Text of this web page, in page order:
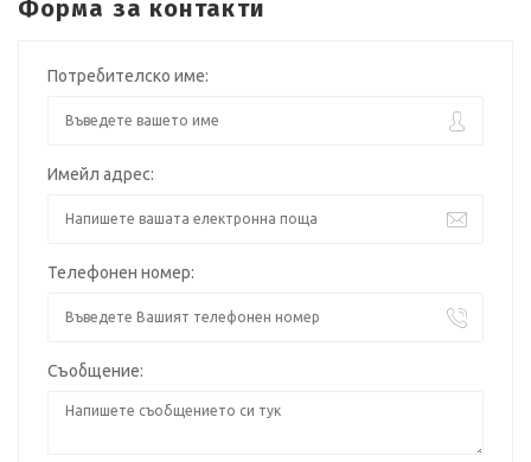
Форма за контакти
Потребителско име:
Имейл адрес:
Телефонен номер:
Съобщение: